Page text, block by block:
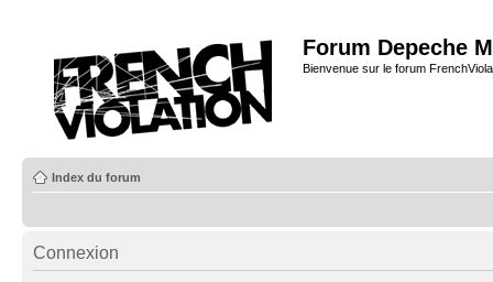
Forum Depeche
Bienvenue sur le forum
Index du forum
Connexion